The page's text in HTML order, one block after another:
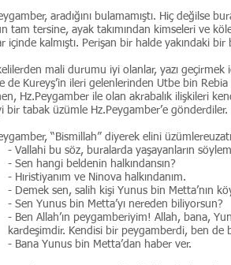
aradığını bulamamıştı. Hiç değilse
tam tersine, ayak takımından kimseleri ve
içinde kalmıştı. Perişan bir halde yakındaki bir
mali durumu iyi olanlar, yazı geçirmek
de Kureyş’in ileri gelenlerinden Utbe bin
Hz.Peygamber ile olan akrabalık ilişkileri
bir tabak üzümle Hz.Peygamber’e gönderdiler.
“Bismillah” diyerek elini
- Vallahi bu söz, buralarda yaşayanların
- Sen hangi beldenin halkındansın?
- Hıristiyanım ve Ninova halkındanım.
- Demek sen, salih kişi Yunus bin Metta’nın
- Sen Yunus bin Metta’yı nereden biliyorsun?
- Ben Allah’ın peygamberiyim! Allah, bana,
kardeşimdir. Kendisi bir peygamberdi, ben de
- Bana Yunus bin Metta’dan haber ver.